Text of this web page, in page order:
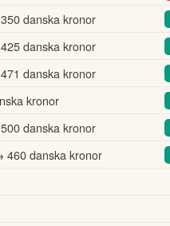
danska kronor
danska kronor
danska kronor
kronor
danska kronor
460 danska kronor